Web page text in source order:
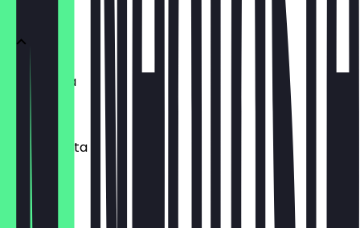
Falafel Pita
9,80 €
Halloumi Pita
9,80 €
Makali Pita